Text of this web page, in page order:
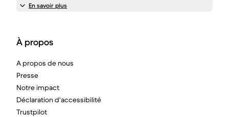
En savoir plus
À propos
A propos de nous
Presse
Notre impact
Déclaration d'accessibilité
Trustpilot